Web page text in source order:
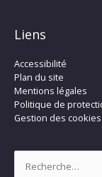
Liens
Accessibilité
Plan du site
Mentions légales
Politique de
Gestion des cookies